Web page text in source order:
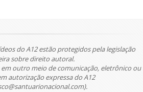
do A12 estão protegidos pela legislação
sobre direito autoral.
outro meio de comunicação, eletrônico ou
autorização expressa do A12